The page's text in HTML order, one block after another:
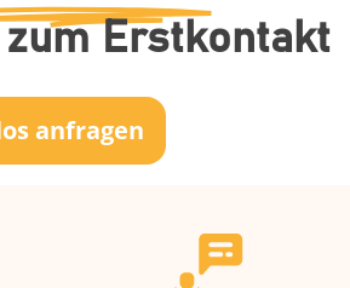
Erstkontakt
anfragen